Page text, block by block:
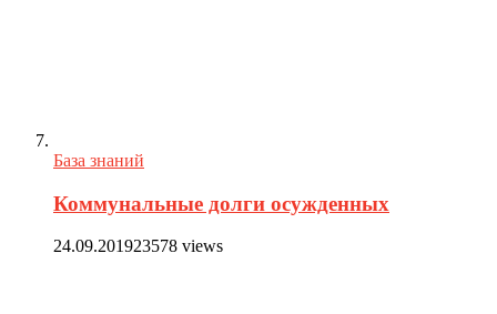
База знаний
Коммунальные долги осужденных
24.09.201923578 views